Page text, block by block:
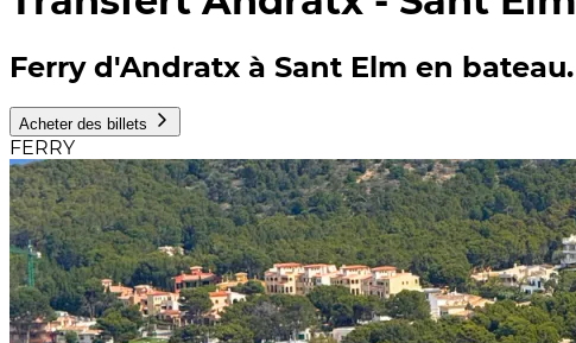
Ferry d'Andratx à Sant Elm en bateau.
Acheter des billets
FERRY